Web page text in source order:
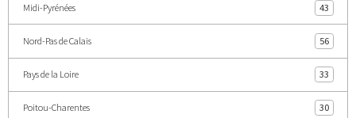
Midi-Pyrénées 43
Nord-Pas de Calais 56
Pays de la Loire 33
Poitou-Charentes 30